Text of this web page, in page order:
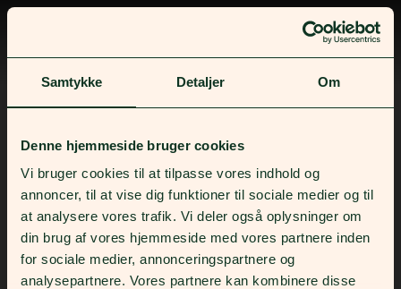
Samtykke Detaljer Om
Denne hjemmeside bruger cookies
Vi bruger cookies til at tilpasse vores indhold og
annoncer, til at vise dig funktioner til sociale medier og til
at analysere vores trafik. Vi deler også oplysninger om
din brug af vores hjemmeside med vores partnere inden
for sociale medier, annonceringspartnere og
analysepartnere. Vores partnere kan kombinere disse
Privacy policy
Kontakt
©2026 Skovbrynet Lyngby